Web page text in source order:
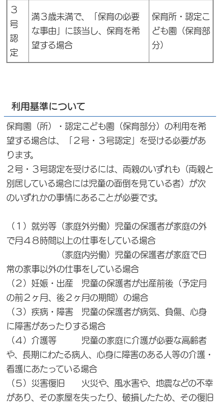
３
号
認
定
満３歳未満で、「保育の必要
な事由」に該当し、保育を希
望する場合
保育所・認定こ
ども園（保育部
分）
利用基準について
保育園（所）・認定こども園（保育部分）の利用を希
望する場合は、「２号・３号認定」を受ける必要があ
ります。
２号・３号認定を受けるには、両親のいずれも（両親と
別居している場合には児童の面倒を見ている者）が次
のいずれかの事情にあることが必要です。
（１）就労等（家庭外労働）児童の保護者が家庭の外
で月４８時間以上の仕事をしている場合
（家庭内労働）児童の保護者が家庭で日
常の家事以外の仕事をしている場合
（２）妊娠・出産 児童の保護者が出産前後（予定月
の前２ヶ月、後２ヶ月の期間）の場合
（３）疾病・障害 児童の保護者が病気、負傷、心身
に障害があったりする場合
（４）介護等 児童の家庭に介護が必要な高齢者
や、長期にわたる病人、心身に障害のある人等の介護・
看護にあたっている場合
（５）災害復旧 火災や、風水害や、地震などの不幸
があり、その家屋を失ったり、破損したため、その復旧